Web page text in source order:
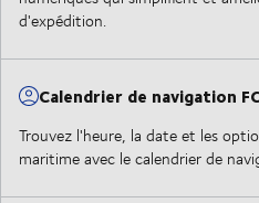
d'expédition.
Calendrier de navigation
Trouvez l'heure, la date et les
maritime avec le calendrier de